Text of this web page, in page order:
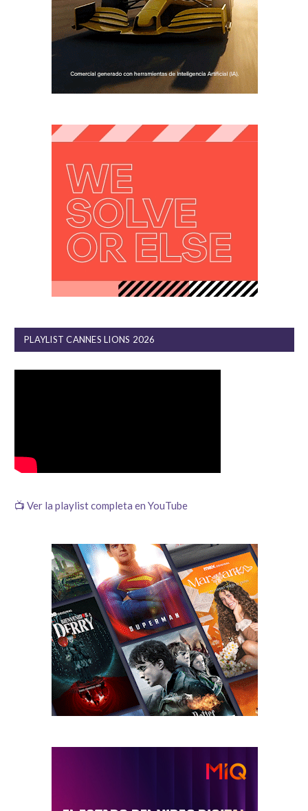
PLAYLIST CANNES LIONS 2026
📺 Ver la playlist completa en YouTube